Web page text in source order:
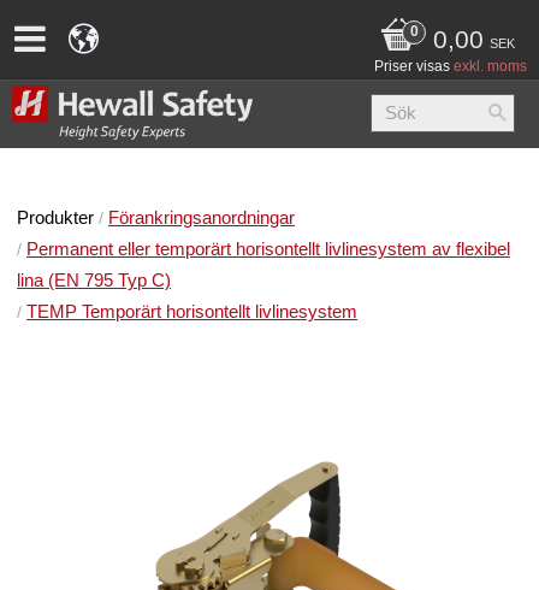
0,00 SEK
Priser visas exkl. moms
Produkter
Förankringsanordningar
Permanent eller temporärt horisontellt livlinesystem av flexibel
lina (EN 795 Typ C)
TEMP Temporärt horisontellt livlinesystem